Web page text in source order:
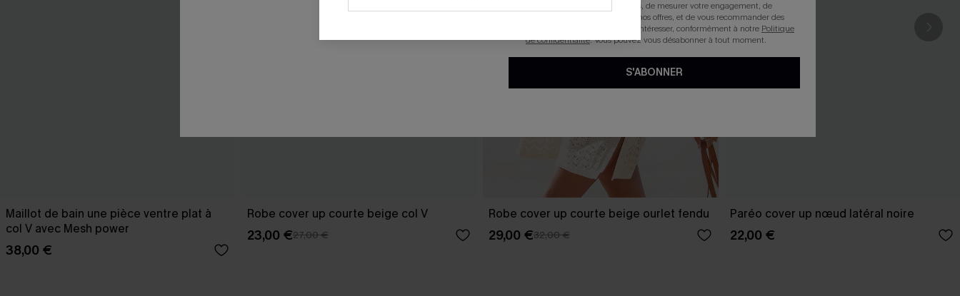
Maillot de bain une pièce ventre plat à
col V avec Mesh power
38,00 €
Robe cover up courte beige col V
23,00 €27,00 €
Robe cover up courte beige ourlet fendu
29,00 €32,00 €
Paréo cover up nœud latéral noire
22,00 €
savoir si ceux-ci ont été ouverts, de mesurer votre engagement, de
personnaliser nos contenus et nos offres, et de vous recommander des
produits susceptibles de vous intéresser, conformément à notre Politique
de confidentialité. Vous pouvez vous désabonner à tout moment.
S'ABONNER